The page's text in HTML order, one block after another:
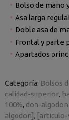
Bolso de mano
Asa larga
Doble asa de
Frontal y parte
Apartados
Categoría: Bolsos
calidad-superior
100% don-
algodon]
[articulo-